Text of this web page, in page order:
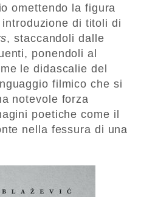
omettendo la figura
introduzione di titoli di
, staccandoli dalle
ponendoli al
le didascalie del
filmico che si
notevole forza
poetiche come il
nella fessura di una